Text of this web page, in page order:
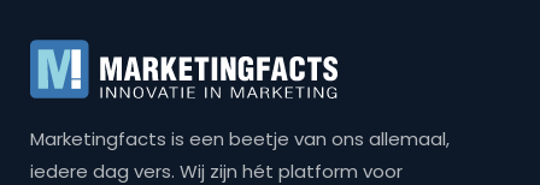
Marketingfacts is een beetje van ons allemaal,
iedere dag vers. Wij zijn hét platform voor